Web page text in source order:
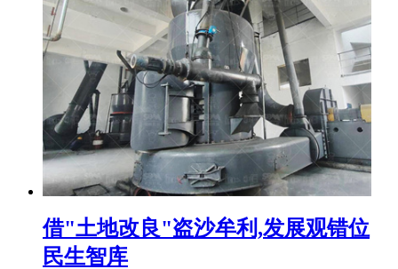
借"土地改良"盗沙牟利,发展观错位
民生智库